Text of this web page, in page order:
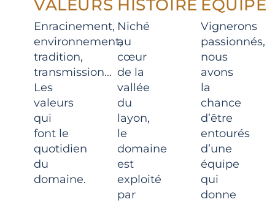
VALEURS
Enracinement,
environnement,
tradition,
transmission…
Les
valeurs
qui
font le
quotidien
du
domaine.
HISTOIRE
Niché
au
cœur
de la
vallée
du
layon,
le
domaine
est
exploité
par
ÉQUIPE
Vignerons
passionnés,
nous
avons
la
chance
d’être
entourés
d’une
équipe
qui
donne